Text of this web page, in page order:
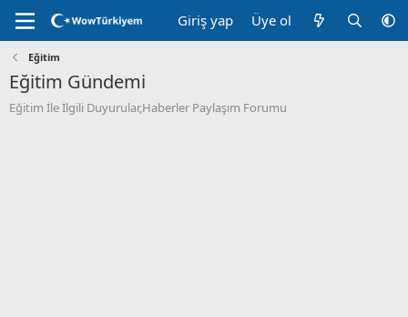
Giriş yap Üye ol
Eğitim
Eğitim Gündemi
Eğitim İle İlgili Duyurular,Haberler Paylaşım Forumu